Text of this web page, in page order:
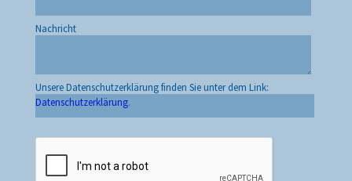
Nachricht
Unsere Datenschutzerklärung finden Sie unter dem Link:
Datenschutzerklärung.